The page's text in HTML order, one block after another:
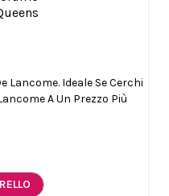
Lancome. Ideale Se Cerchi
A Un Prezzo Più